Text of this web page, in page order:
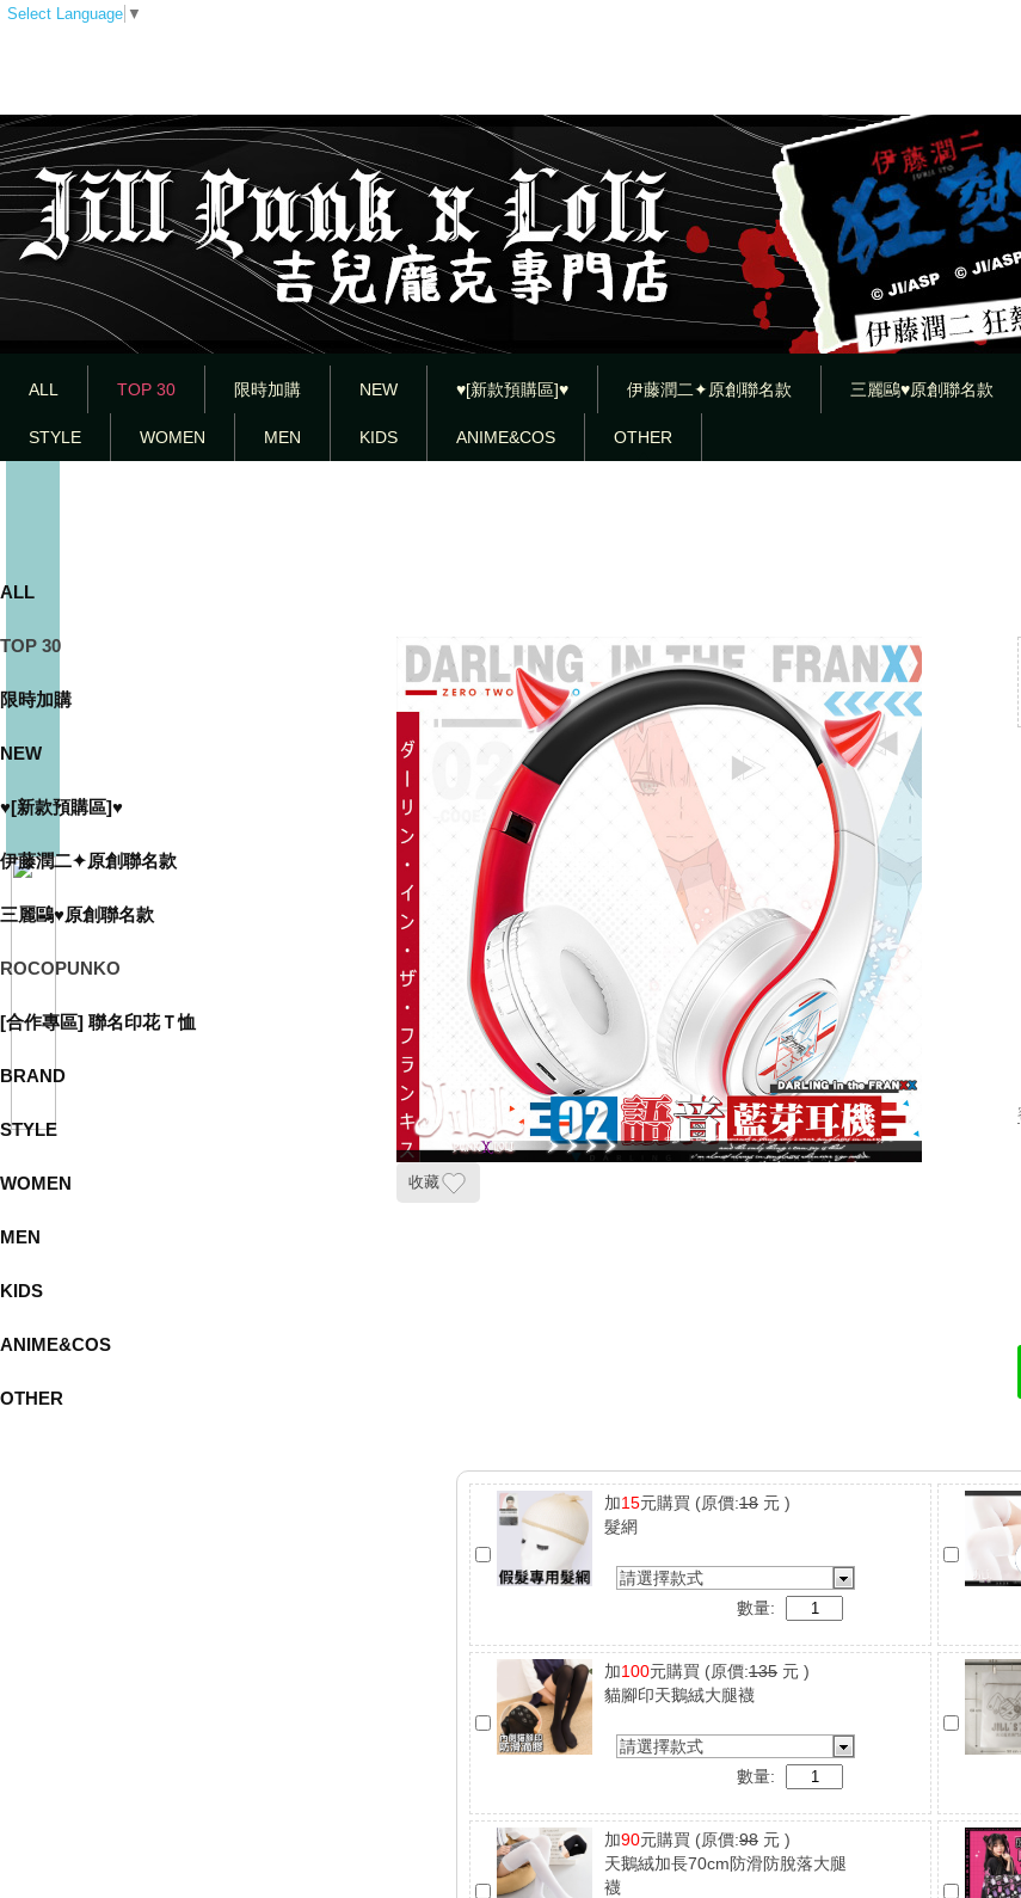
Select Language ▼
ALL TOP 30 限時加購 NEW ♥[新款預購區]♥ 伊藤潤二✦原創聯名款 三麗鷗♥原創聯名款
STYLE WOMEN MEN KIDS ANIME&COS OTHER
ALL
TOP 30
限時加購
NEW
♥[新款預購區]♥
伊藤潤二✦原創聯名款
三麗鷗♥原創聯名款
ROCOPUNKO
[合作專區] 聯名印花Ｔ恤
BRAND
STYLE
WOMEN
MEN
KIDS
ANIME&COS
OTHER
收藏
加15元購買 (原價:18 元 )
髮網
請選擇款式
數量:
加100元購買 (原價:135 元 )
貓腳印天鵝絨大腿襪
請選擇款式
數量:
加90元購買 (原價:98 元 )
天鵝絨加長70cm防滑防脫落大腿
襪